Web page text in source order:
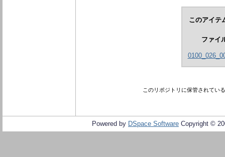
このアイテ
ファイ
このリポジトリに保管されてい
Powered by DSpace Software Copyright ©